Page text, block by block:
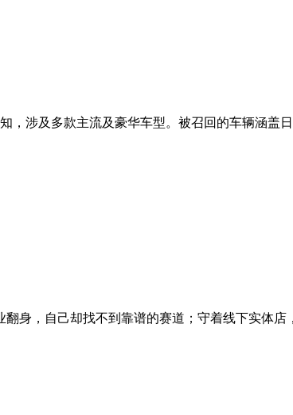
，涉及多款主流及豪华车型。被召回的车辆涵盖
身，自己却找不到靠谱的赛道；守着线下实体店